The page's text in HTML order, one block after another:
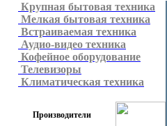
Крупная бытовая техника
Мелкая бытовая техника
Встраиваемая техника
Аудио-видео техника
Кофейное оборудование
Телевизоры
Климатическая техника
Производители